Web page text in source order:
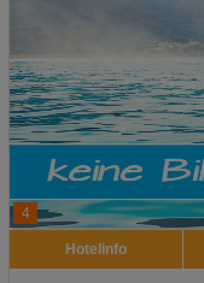
Social Media Cookies
Advertising
Erweiterte
4
Hotelinfo